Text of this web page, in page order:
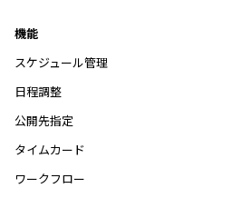
機能
スケジュール管理
日程調整
公開先指定
タイムカード
ワークフロー